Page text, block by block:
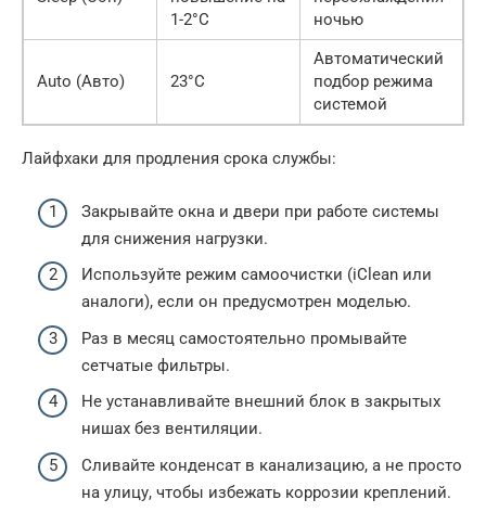
1-2°C
ночью
Auto (Авто) 23°C
Автоматический
подбор режима
системой
Лайфхаки для продления срока службы:
Закрывайте окна и двери при работе системы
для снижения нагрузки.
Используйте режим самоочистки (iClean или
аналоги), если он предусмотрен моделью.
Раз в месяц самостоятельно промывайте
сетчатые фильтры.
Не устанавливайте внешний блок в закрытых
нишах без вентиляции.
Сливайте конденсат в канализацию, а не просто
на улицу, чтобы избежать коррозии креплений.